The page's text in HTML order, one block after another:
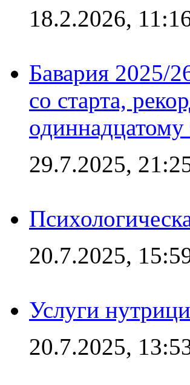
18.2.2026,
Бавария 2025/
со старта,
одиннадцатому
29.7.2025,
20.7.2025,
Услуги
20.7.2025,